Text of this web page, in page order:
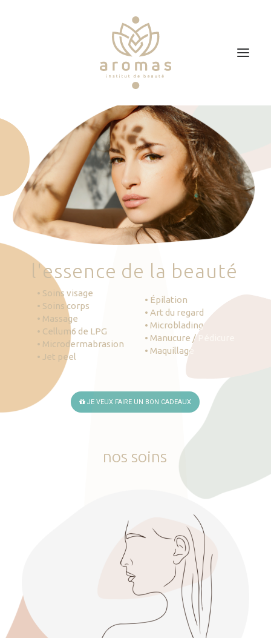
Soins
Je veux faire un bon cadeau
Plan d’accès
Prendre RDV
'essence de la beauté
• Soins visage
• Soins corps
• Massage
• Cellum6 de LPG
• Microdermabrasion
• Jet peel
• Épilation
• Art du regard
• Microblading
• Manucure / Pédicure
• Maquillage
JE VEUX FAIRE UN BON CADEAUX
nos soins